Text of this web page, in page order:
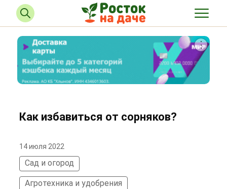
Как избавиться от сорняков?
14 июля 2022
Сад и огород
Агротехника и удобрения